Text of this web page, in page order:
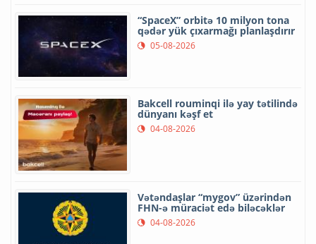
“SpaceX” orbitə 10 milyon tona
qədər yük çıxarmağı planlaşdırır
05-08-2026
Bakcell rouminqi ilə yay tətilində
dünyanı kəşf et
04-08-2026
Vətəndaşlar “mygov” üzərindən
FHN-ə müraciət edə biləcəklər
04-08-2026